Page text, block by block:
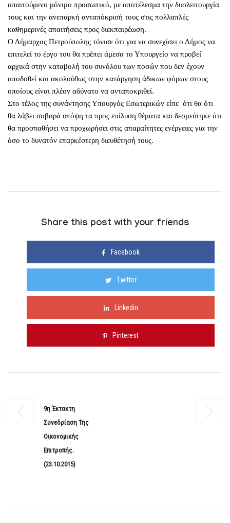
απαιτούμενο μόνιμο προσωπικό, με αποτέλεσμα την δυσλειτουργία
τους και την ανεπαρκή ανταπόκρισή τους στις πολλαπλές
καθημερινές απαιτήσεις προς διεκπαιρέωση.
Ο Δήμαρχος Πετρούπολης τόνισε ότι για να συνεχίσει ο Δήμος να
επιτελεί το έργο του θα πρέπει άμεσα το Υπουργείο να προβεί
αρχικά στην καταβολή του συνόλου των ποσών που δεν έχουν
αποδοθεί και ακολούθως στην κατάργηση άδικων φόρων στους
οποίους είναι πλέον αδύνατο να ανταποκριθεί.
Στο τέλος της συνάντησης Υπουργός Εσωτερικών είπε ότι θα ότι
θα λάβει σοβαρά υπόψη τα προς επίλυση θέματα και δεσμεύτηκε ότι
θα προσπαθήσει να προχωρήσει στις απαραίτητες ενέργειες για την
όσο το δυνατόν επαρκέστερη διευθέτησή τους.
Share this post with your friends
Facebook
Twitter
Linkedin
Pinterest
9η Έκτακτη
Συνεδρίαση Της
Οικονομικής
Επιτροπής.
(23.10.2015)